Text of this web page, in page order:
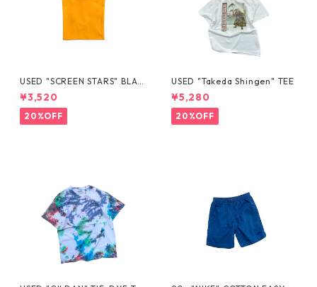
USED "SCREEN STARS" BLAN
K TEE
¥3,520
20%OFF
USED "Takeda Shingen" TEE
¥5,280
20%OFF